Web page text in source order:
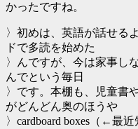
かったですね。
〉初めは、英語が話せる
ドで多読を始めた
〉んですが、今は家事し
んでという毎日
〉です。本棚も、児童書
がどんどん奥のほうや
〉cardboard boxes（←最